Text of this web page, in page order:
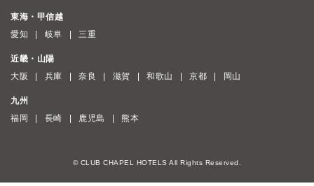
東海・甲信越
愛知
岐阜 三重
近畿・山陽
大阪
兵庫 奈良 滋賀 和歌山 京都 岡山
九州
福岡
長崎 鹿児島 熊本
© CLUB CHAPEL HOTELS All Rights Reserved.